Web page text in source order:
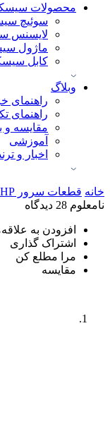
محصولات
سوئیچ
لایسنس
ماژول
کابل
وبلاگ
راهنمای
راهنمای
مقایسه
آموزشی
اخبار و
خانه قطعات سرور HP
نامعلوم 28 دیدگاه
افزودن به
اشتراک گذاری
مرا مطلع کن
مقایسه